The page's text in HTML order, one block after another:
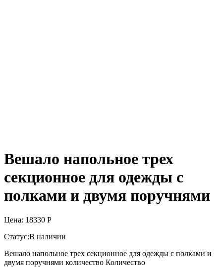
Вешало напольное трех
секционное для одежды с
полками и двумя поручнями
Цена: 18330 Р
Статус:В наличии
Вешало напольное трех секционное для одежды с полками и
двумя поручнями количество Количество